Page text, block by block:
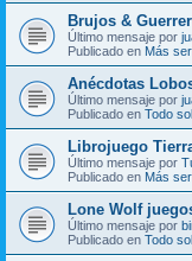
Brujos &
Último mensaje por
Publicado en Más
Anécdotas
Último mensaje por
Publicado en Todo
Librojuego
Último mensaje por
Publicado en Más
Lone Wolf
Último mensaje por
Publicado en Todo